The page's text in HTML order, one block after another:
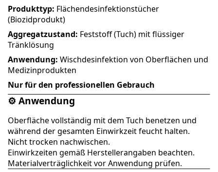
Produkttyp: Flächendesinfektionstücher
(Biozidprodukt)
Aggregatzustand: Feststoff (Tuch) mit flüssiger
Tränklösung
Anwendung: Wischdesinfektion von Oberflächen und
Medizinprodukten
Nur für den professionellen Gebrauch
⚙️ Anwendung
Oberfläche vollständig mit dem Tuch benetzen und
während der gesamten Einwirkzeit feucht halten.
Nicht trocken nachwischen.
Einwirkzeiten gemäß Herstellerangaben beachten.
Materialverträglichkeit vor Anwendung prüfen.